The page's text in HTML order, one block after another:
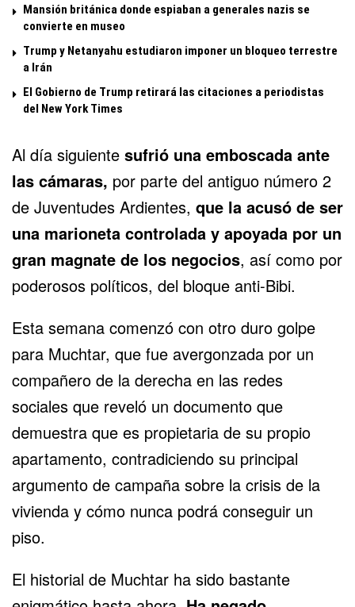
Mansión británica donde espiaban a generales nazis se
convierte en museo
Trump y Netanyahu estudiaron imponer un bloqueo terrestre
a Irán
El Gobierno de Trump retirará las citaciones a periodistas
del New York Times
Al día siguiente sufrió una emboscada ante
las cámaras, por parte del antiguo número 2
de Juventudes Ardientes, que la acusó de ser
una marioneta controlada y apoyada por un
gran magnate de los negocios, así como por
poderosos políticos, del bloque anti-Bibi.
Esta semana comenzó con otro duro golpe
para Muchtar, que fue avergonzada por un
compañero de la derecha en las redes
sociales que reveló un documento que
demuestra que es propietaria de su propio
apartamento, contradiciendo su principal
argumento de campaña sobre la crisis de la
vivienda y cómo nunca podrá conseguir un
piso.
El historial de Muchtar ha sido bastante